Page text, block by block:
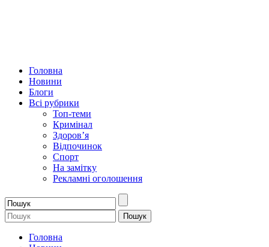
Головна
Новини
Блоги
Всі рубрики
Топ-теми
Кримінал
Здоров’я
Відпочинок
Спорт
На замітку
Рекламні оголошення
Головна